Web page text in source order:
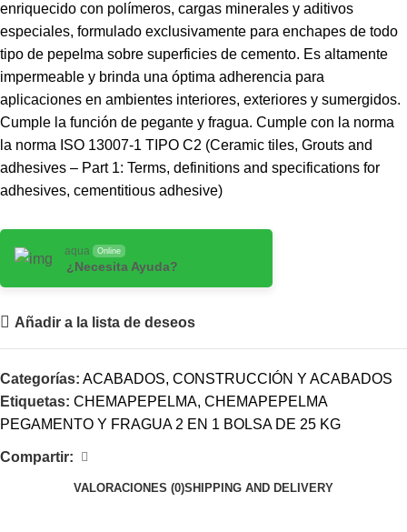
enriquecido con polímeros, cargas minerales y aditivos
especiales, formulado exclusivamente para enchapes de todo
tipo de pepelma sobre superficies de cemento. Es altamente
impermeable y brinda una óptima adherencia para
aplicaciones en ambientes interiores, exteriores y sumergidos.
Cumple la función de pegante y fragua. Cumple con la norma
la norma ISO 13007-1 TIPO C2 (Ceramic tiles, Grouts and
adhesives – Part 1: Terms, definitions and specifications for
adhesives, cementitious adhesive)
aqua Online
¿Necesita Ayuda?
Añadir a la lista de deseos
Categorías: ACABADOS, CONSTRUCCIÓN Y ACABADOS
Etiquetas: CHEMAPEPELMA, CHEMAPEPELMA
PEGAMENTO Y FRAGUA 2 EN 1 BOLSA DE 25 KG
Compartir:
VALORACIONES (0)SHIPPING AND DELIVERY